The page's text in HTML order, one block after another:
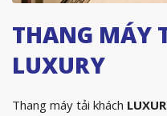
THANG MÁY
LUXURY
Thang máy tải khách